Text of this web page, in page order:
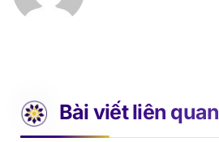
Bài viết liên quan